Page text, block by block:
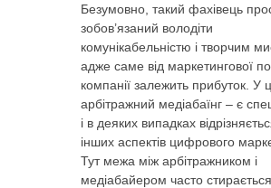
Безумовно, такий фахівець
зобов’язаний володіти
комунікабельністю і творчим
адже саме від маркетингової
компанії залежить прибуток. У
арбітражний медіабаїнг – є
і в деяких випадках
інших аспектів цифрового
Тут межа між арбітражником і
медіабайером часто